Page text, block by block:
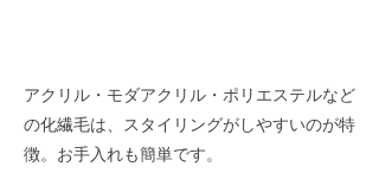
アクリル・モダアクリル・ポリエステルなど
の化繊毛は、スタイリングがしやすいのが特
徴。 お手入れも簡単です。